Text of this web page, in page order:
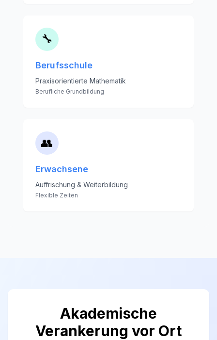
🔧
Berufsschule
Praxisorientierte Mathematik
Berufliche Grundbildung
👥
Erwachsene
Auffrischung & Weiterbildung
Flexible Zeiten
Akademische
Verankerung vor Ort